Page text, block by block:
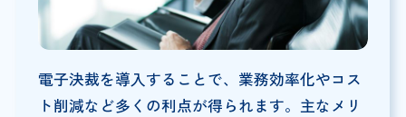
電子決裁を導入することで、業務効率化やコス
ト削減など多くの利点が得られます。主なメリ